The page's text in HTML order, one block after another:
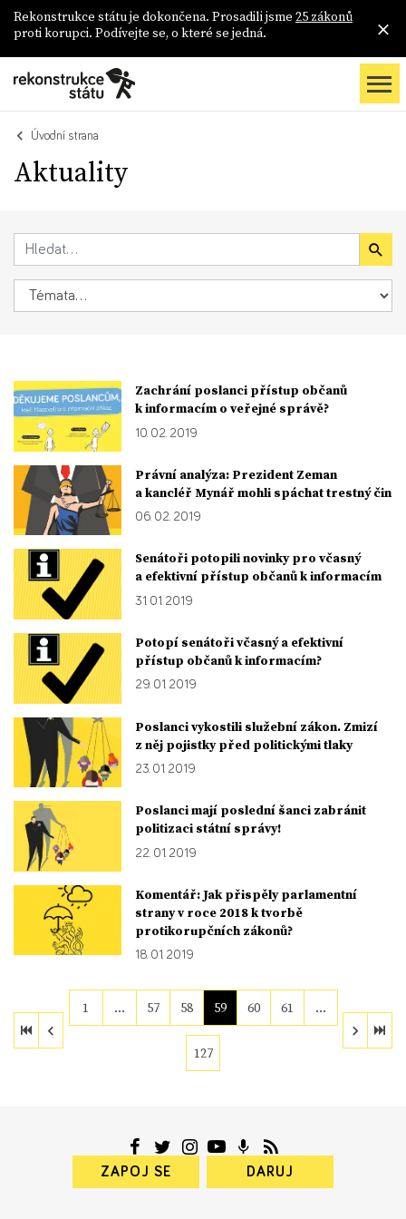
Rekonstrukce státu je dokončena. Prosadili jsme 25 zákonů
proti korupci. Podívejte se, o které se jedná.
Úvodní strana
Aktuality
Zachrání poslanci přístup občanů
k informacím o veřejné správě?
10. 02. 2019
Právní analýza: Prezident Zeman
a kancléř Mynář mohli spáchat trestný čin
06. 02. 2019
Senátoři potopili novinky pro včasný
a efektivní přístup občanů k informacím
31. 01. 2019
Potopí senátoři včasný a efektivní
přístup občanů k informacím?
29. 01. 2019
Poslanci vykostili služební zákon. Zmizí
z něj pojistky před politickými tlaky
23. 01. 2019
Poslanci mají poslední šanci zabránit
politizaci státní správy!
22. 01. 2019
Komentář: Jak přispěly parlamentní
strany v roce 2018 k tvorbě
protikorupčních zákonů?
18. 01. 2019
1 … 57 58 59 60 61 …
127
ZAPOJ SE DARUJ